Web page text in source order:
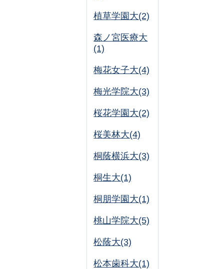
植草学園大(2)
森ノ宮医療大
(1)
梅花女子大(4)
梅光学院大(3)
桜花学園大(2)
桜美林大(4)
桐蔭横浜大(3)
桐生大(1)
桐朋学園大(1)
桃山学院大(5)
松蔭大(3)
松本歯科大(1)